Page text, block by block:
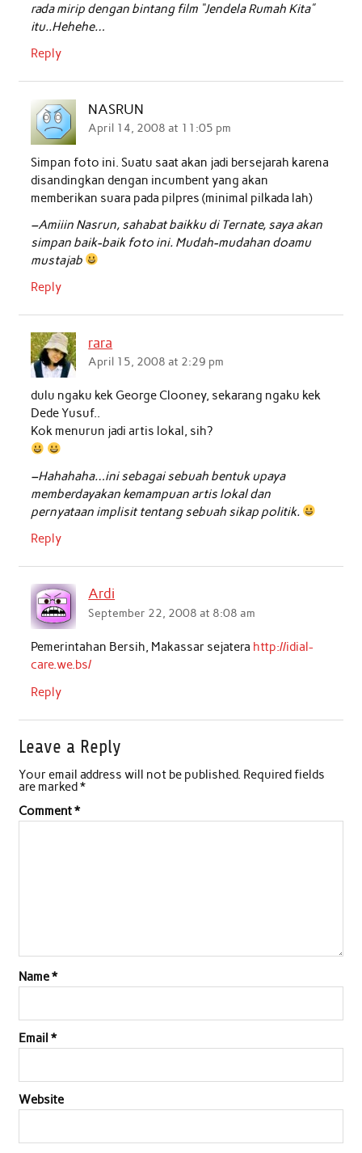
rada mirip dengan bintang film “Jendela Rumah Kita”
itu..Hehehe…
Reply
NASRUN
April 14, 2008 at 11:05 pm
Simpan foto ini. Suatu saat akan jadi bersejarah karena
disandingkan dengan incumbent yang akan
memberikan suara pada pilpres (minimal pilkada lah)
–Amiiin Nasrun, sahabat baikku di Ternate, saya akan
simpan baik-baik foto ini. Mudah-mudahan doamu
mustajab
Reply
rara
April 15, 2008 at 2:29 pm
dulu ngaku kek George Clooney, sekarang ngaku kek
Dede Yusuf..
Kok menurun jadi artis lokal, sih?
–Hahahaha…ini sebagai sebuah bentuk upaya
memberdayakan kemampuan artis lokal dan
pernyataan implisit tentang sebuah sikap politik.
Reply
Ardi
September 22, 2008 at 8:08 am
Pemerintahan Bersih, Makassar sejatera http://idial-
care.we.bs/
Reply
Leave a Reply
Your email address will not be published. Required fields
are marked*
Comment*
Name*
Email *
Website